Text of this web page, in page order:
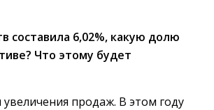
составила 6,02%, какую долю
Что этому будет
продаж. В этом году